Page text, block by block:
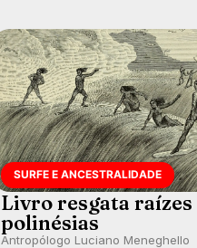
SURFE E ANCESTRALIDADE
Livro resgata raízes
polinésias
Antropólogo Luciano Meneghello